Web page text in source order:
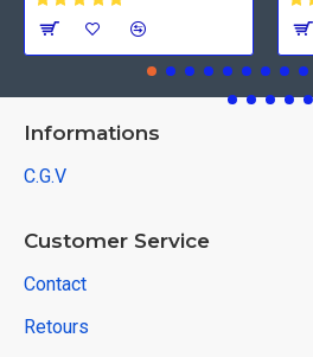
Informations
C.G.V
Customer Service
Contact
Retours